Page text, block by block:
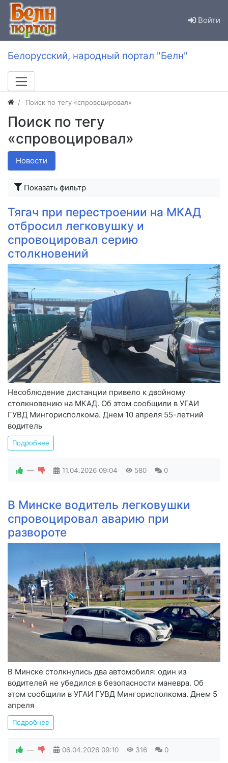
Войти
Белорусский, народный портал "Белн"
Поиск по тегу «спровоцировал»
Поиск по тегу
«спровоцировал»
Новости
Показать фильтр
Тягач при перестроении на МКАД
отбросил легковушку и
спровоцировал серию
столкновений
Несоблюдение дистанции привело к двойному
столкновению на МКАД. Об этом сообщили в УГАИ
ГУВД Мингорисполкома. Днем 10 апреля 55-летний
водитель
Подробнее
— 11.04.2026 09:04 580 0
В Минске водитель легковушки
спровоцировал аварию при
развороте
В Минске столкнулись два автомобиля: один из
водителей не убедился в безопасности маневра. Об
этом сообщили в УГАИ ГУВД Мингорисполкома. Днем 5
апреля
Подробнее
— 06.04.2026 09:10 316 0